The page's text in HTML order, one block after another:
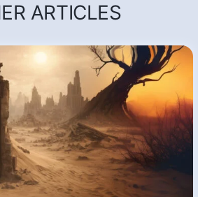
ARTICLES